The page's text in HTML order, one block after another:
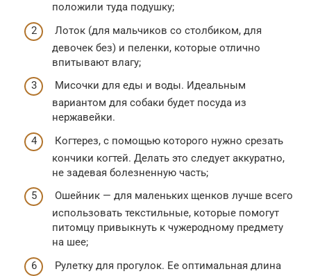
положили туда подушку;
Лоток (для мальчиков со столбиком, для
девочек без) и пеленки, которые отлично
впитывают влагу;
Мисочки для еды и воды. Идеальным
вариантом для собаки будет посуда из
нержавейки.
Когтерез, с помощью которого нужно срезать
кончики когтей. Делать это следует аккуратно,
не задевая болезненную часть;
Ошейник — для маленьких щенков лучше всего
использовать текстильные, которые помогут
питомцу привыкнуть к чужеродному предмету
на шее;
Рулетку для прогулок. Ее оптимальная длина